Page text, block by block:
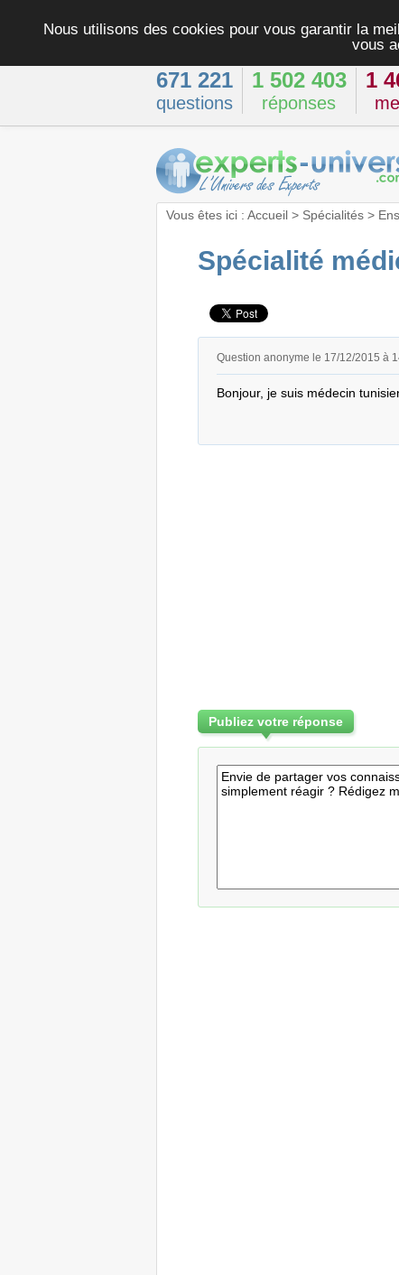
Nous utilisons des cookies pour vous garantir la
vous
671 221
questions
1 502 403
réponses
1
Vous êtes ici : Accueil> Spécialités>
Spécialité
Question anonyme le 17/12/2015 à
Bonjour, je suis médecin
Publiez votre réponse